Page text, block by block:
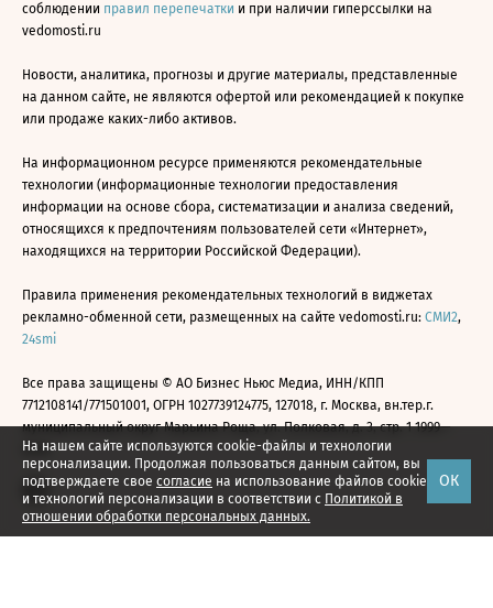
На нашем сайте используются cookie-файлы и технологии
персонализации. Продолжая пользоваться данным сайтом, вы
подтверждаете свое согласие на использование файлов cookie
и технологий персонализации в соответствии с Политикой в
отношении обработки персональных данных.
ОК
соблюдении правил перепечатки и при наличии гиперссылки на
vedomosti.ru
Новости, аналитика, прогнозы и другие материалы, представленные
на данном сайте, не являются офертой или рекомендацией к покупке
или продаже каких-либо активов.
На информационном ресурсе применяются рекомендательные
технологии (информационные технологии предоставления
информации на основе сбора, систематизации и анализа сведений,
относящихся к предпочтениям пользователей сети «Интернет»,
находящихся на территории Российской Федерации).
Правила применения рекомендательных технологий в виджетах
рекламно-обменной сети, размещенных на сайте vedomosti.ru: СМИ2,
24smi
Все права защищены © АО Бизнес Ньюс Медиа, ИНН/КПП
7712108141/771501001, ОГРН 1027739124775, 127018, г. Москва, вн.тер.г.
муниципальный округ Марьина Роща, ул. Полковая, д. 3, стр. 1 1999—
2026